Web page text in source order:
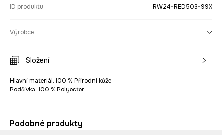
ID produktu RW24-RED503-99X
Výrobce
Složení
Hlavní materiál: 100 % Přírodní kůže
Podšívka: 100 % Polyester
Podobné produkty